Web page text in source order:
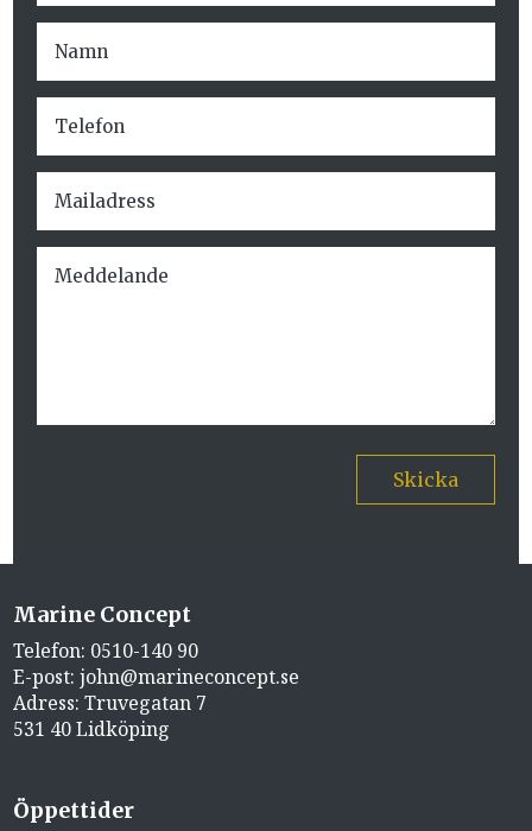
Skicka
Marine Concept
Telefon: 0510-140 90
E-post:john@marineconcept.se
Adress: Truvegatan 7
531 40 Lidköping
Öppettider